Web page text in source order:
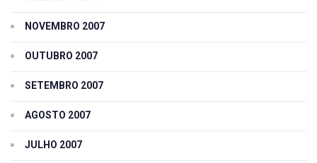
NOVEMBRO 2007
OUTUBRO 2007
SETEMBRO 2007
AGOSTO 2007
JULHO 2007